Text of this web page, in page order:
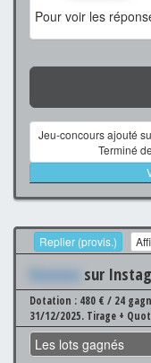
Pour voir les
Jeu-concours ajouté
Terminé
Replier (provis.)
Xxxxxxx sur
Dotation : 480 € / 24
31/12/2025. Tirage +
Les lots gagnés